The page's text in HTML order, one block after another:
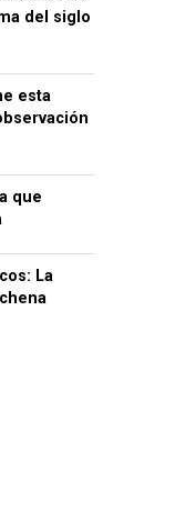
del siglo
esta
que
La